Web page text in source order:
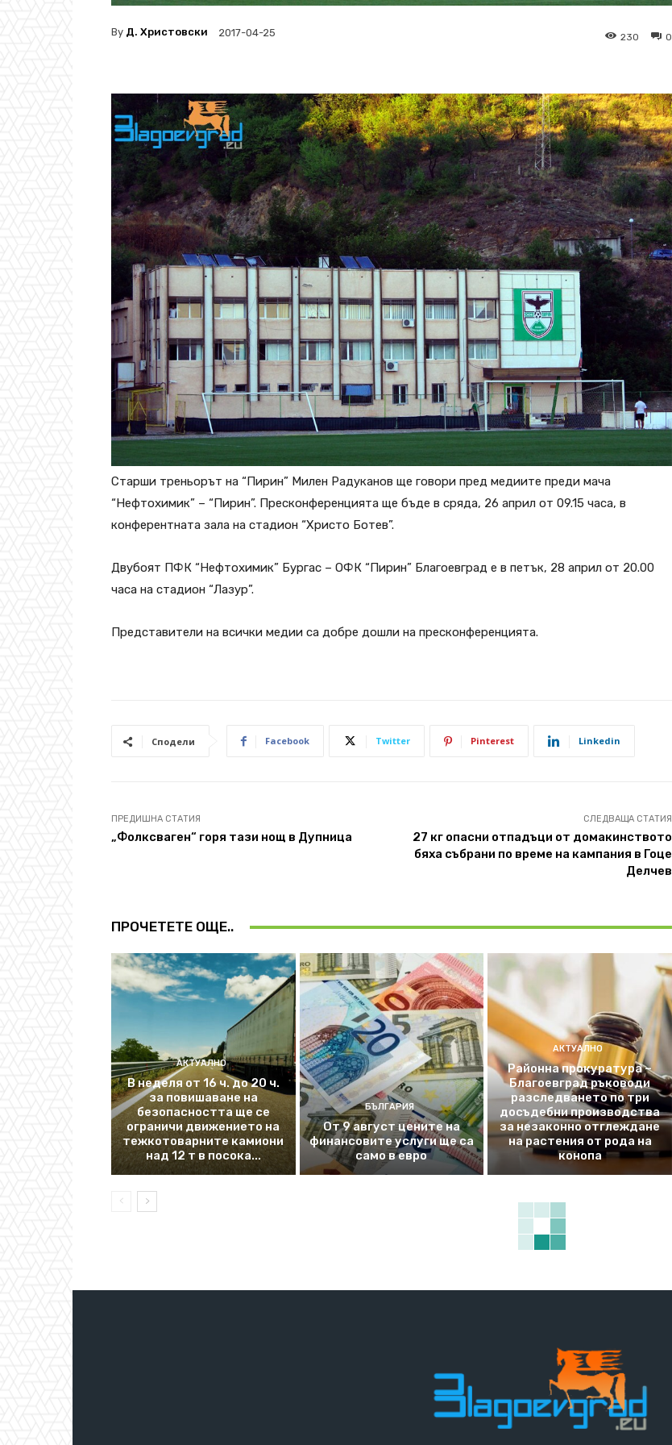
By Д. Христовски 2017-04-25 0
230
Старши треньорът на “Пирин” Милен Радуканов ще говори пред медиите преди мача
“Нефтохимик” – “Пирин”. Пресконференцията ще бъде в сряда, 26 април от 09.15 часа, в
конферентната зала на стадион “Христо Ботев”.
Двубоят ПФК “Нефтохимик” Бургас – ОФК “Пирин” Благоевград е в петък, 28 април от 20.00
часа на стадион “Лазур”.
Представители на всички медии са добре дошли на пресконференцията.
Сподели Facebook Twitter Pinterest Linkedin
ПРЕДИШНА СТАТИЯ
„Фолксваген“ горя тази нощ в Дупница
СЛЕДВАЩА СТАТИЯ
27 кг опасни отпадъци от домакинството
бяха събрани по време на кампания в Гоце
Делчев
ПРОЧЕТЕТЕ ОЩЕ..
АКТУАЛНО
В неделя от 16 ч. до 20 ч.
за повишаване на
безопасността ще се
ограничи движението на
тежкотоварните камиони
над 12 т в посока...
БЪЛГАРИЯ
От 9 август цените на
финансовите услуги ще са
само в евро
АКТУАЛНО
Районна прокуратура –
Благоевград ръководи
разследването по три
досъдебни производства
за незаконно отглеждане
на растения от рода на
конопа